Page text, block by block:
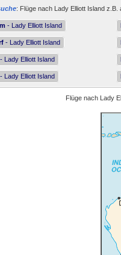
: Flüge nach Lady Elliott Island z.B.
- Lady Elliott Island
- Lady Elliott Island
- Lady Elliott Island
- Lady Elliott Island